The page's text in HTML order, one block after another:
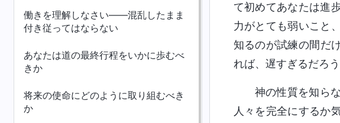
働きを理解しなさい――混乱したまま
付き従ってはならない
あなたは道の最終行程をいかに歩むべ
きか
将来の使命にどのように取り組むべき
か
て初めてあなたは進
力がとても弱いこと
知るのが試練の間だ
れば、遅すぎるだろう
神の性質を知ら
人々を完全にするか